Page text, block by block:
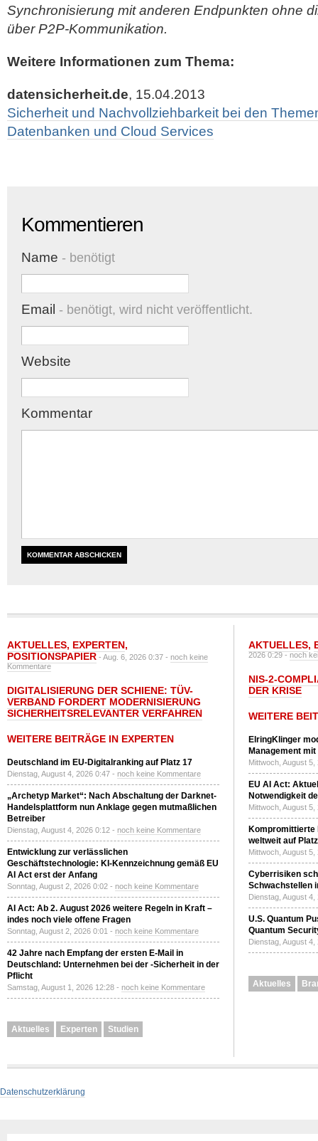
Synchronisierung mit anderen Endpunkten ohne
über P2P-Kommunikation.
Weitere Informationen zum Thema:
datensicherheit.de, 15.04.2013
Sicherheit und Nachvollziehbarkeit bei den
Datenbanken und Cloud Services
Kommentieren
Name - benötigt
Email - benötigt, wird nicht veröffentlicht.
Website
Kommentar
AKTUELLES, EXPERTEN,
POSITIONSPAPIER - Aug. 6, 2026 0:37 - noch keine
Kommentare
DIGITALISIERUNG DER SCHIENE: TÜV-
VERBAND FORDERT MODERNISIERUNG
SICHERHEITSRELEVANTER VERFAHREN
WEITERE BEITRÄGE IN EXPERTEN
Deutschland im EU-Digitalranking auf Platz 17
Dienstag, August 4, 2026 0:47 - noch keine Kommentare
„Archetyp Market“: Nach Abschaltung der Darknet-
Handelsplattform nun Anklage gegen mutmaßlichen
Betreiber
Dienstag, August 4, 2026 0:12 - noch keine Kommentare
Entwicklung zur verlässlichen
Geschäftstechnologie: KI-Kennzeichnung gemäß EU
AI Act erst der Anfang
Sonntag, August 2, 2026 0:02 - noch keine Kommentare
AI Act: Ab 2. August 2026 weitere Regeln in Kraft –
indes noch viele offene Fragen
Sonntag, August 2, 2026 0:01 - noch keine Kommentare
42 Jahre nach Empfang der ersten E-Mail in
Deutschland: Unternehmen bei der -Sicherheit in der
Pflicht
Samstag, August 1, 2026 12:28 - noch keine Kommentare
Aktuelles Experten Studien
AKTUELLES,
2026 0:29 -noch
NIS-2-
DER KRISE
WEITERE
ElringKlinger
Management
Mittwoch, August
EU AI Act:
Notwendigkeit
Mittwoch, August
Kompromittierte
weltweit auf
Mittwoch, August
Cyberrisiken
Schwachstellen
Dienstag, August
U.S. Quantum
Quantum
Dienstag, August
Aktuelles
Datenschutzerklärung